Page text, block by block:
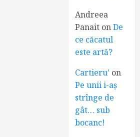
Andreea
Panait onDe
ce căcatul
este artă?
Cartieru' on
Pe unii i-aș
strînge de
gât… sub
bocanc!